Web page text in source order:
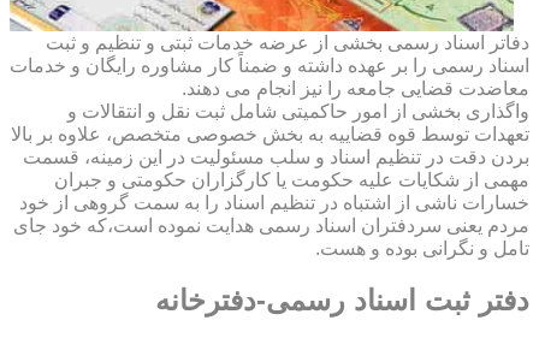
دفاتر اسناد رسمی بخشی از عرضه خدمات ثبتی و تنظیم و ثبت
اسناد رسمی را بر عهده داشته و ضمناً کار مشاوره رایگان و خدمات
معاضدت قضایی جامعه را نیز انجام می دهند.
واگذاری بخشی از امور حاکمیتی شامل ثبت نقل و انتقالات و
تعهدات توسط قوه قضاییه به بخش خصوصی متخصص، علاوه بر بالا
بردن دقت در تنظیم اسناد و سلب مسئولیت در این زمینه، قسمت
مهمی از شکایات علیه حکومت یا کارگزاران حکومتی و جبران
خسارات ناشی از اشتباه در تنظیم اسناد را به سمت گروهی از خود
مردم یعنی سردفتران اسناد رسمی هدایت نموده است،که خود جای
تامل و نگرانی بوده و هست.
دفتر ثبت اسناد رسمی-دفترخانه